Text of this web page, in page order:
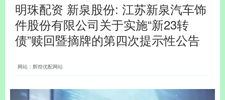
明珠配资 新泉股份: 江苏新泉汽车饰
件股份有限公司关于实施“新23转
债”赎回暨摘牌的第四次提示性公告
网站：辉煌优配网站